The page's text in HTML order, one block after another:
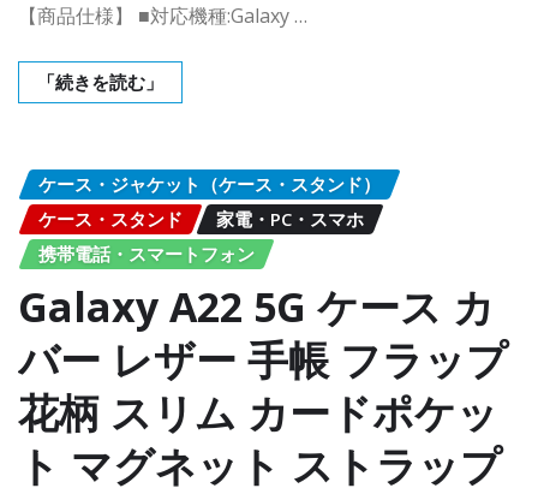
【商品仕様】 ■対応機種:Galaxy …
「続きを読む」
ケース・ジャケット（ケース・スタンド）
ケース・スタンド
家電・PC・スマホ
携帯電話・スマートフォン
Galaxy A22 5G ケース カ
バー レザー 手帳 フラップ
花柄 スリム カードポケッ
ト マグネット ストラップ